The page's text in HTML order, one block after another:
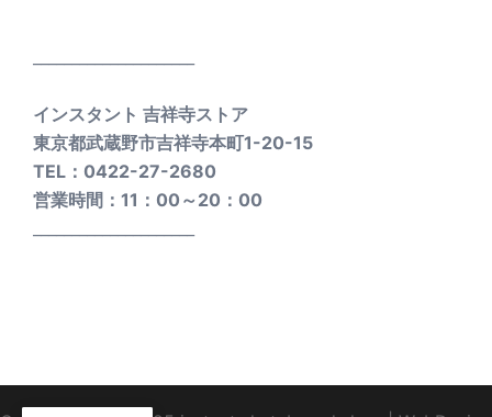
インスタント 吉祥寺ストア
東京都武蔵野市吉祥寺本町1-20-15
TEL：0422-27-2680
営業時間：11：00～20：00